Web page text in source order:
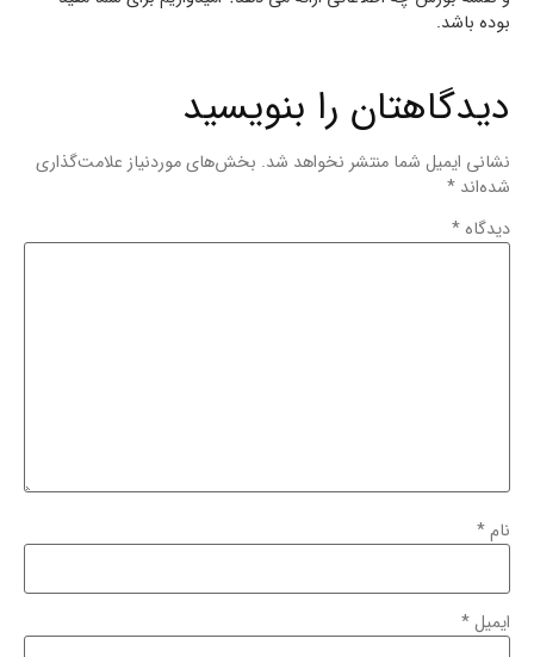
بوده باشد.
دیدگاهتان را بنویسید
نشانی ایمیل شما منتشر نخواهد شد. بخش‌های موردنیاز علامت‌گذاری
شده‌اند *
دیدگاه *
نام*
ایمیل*